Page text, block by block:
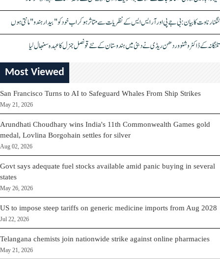
کنگنا رناوت کا بیان: بی جے پی اور آر ایس ایس کے نظریات سے متاثر ہو کر اب خود کو "بیدار ہندو" مانتی ہوں
تلنگانہ کے ڈاکٹر وشنو وردھن ریڈی نے دبئی میں ہندوستان کے نئے قونصل جنرل کا عہدہ سنبھال لیا
Most Viewed
San Francisco Turns to AI to Safeguard Whales From Ship Strikes
May 21, 2026
Arundhati Choudhary wins India's 11th Commonwealth Games gold
medal, Lovlina Borgohain settles for silver
Aug 02, 2026
Govt says adequate fuel stocks available amid panic buying in several
states
May 26, 2026
US to impose steep tariffs on generic medicine imports from Aug 2028
Jul 22, 2026
Telangana chemists join nationwide strike against online pharmacies
May 21, 2026